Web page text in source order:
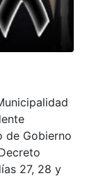
de Gobierno
27, 28 y